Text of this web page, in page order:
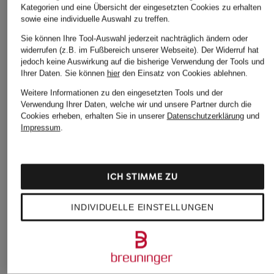
134,99 €
Ursprünglich:179,99 €
99,95 €
Ursprünglich:160 €
Weitere Kategorien
Abendkleider
Anzüge für Herren
Kleider
Lange Ballkleider
Lederjacken für Damen
Mäntel für Damen
Kategorien und eine Übersicht der eingesetzten Cookies zu erhalten
sowie eine individuelle Auswahl zu treffen.
Sie können Ihre Tool-Auswahl jederzeit nachträglich ändern oder
widerrufen (z.B. im Fußbereich unserer Webseite). Der Widerruf hat
jedoch keine Auswirkung auf die bisherige Verwendung der Tools und
Ihrer Daten. Sie können hierden Einsatz von Cookies ablehnen.
Weitere Informationen zu den eingesetzten Tools und der
Verwendung Ihrer Daten, welche wir und unsere Partner durch die
Cookies erheben, erhalten Sie in unserer Datenschutzerklärungund
Impressum.
INDIVIDUELLE EINSTELLUNGEN
ICH STIMME ZU